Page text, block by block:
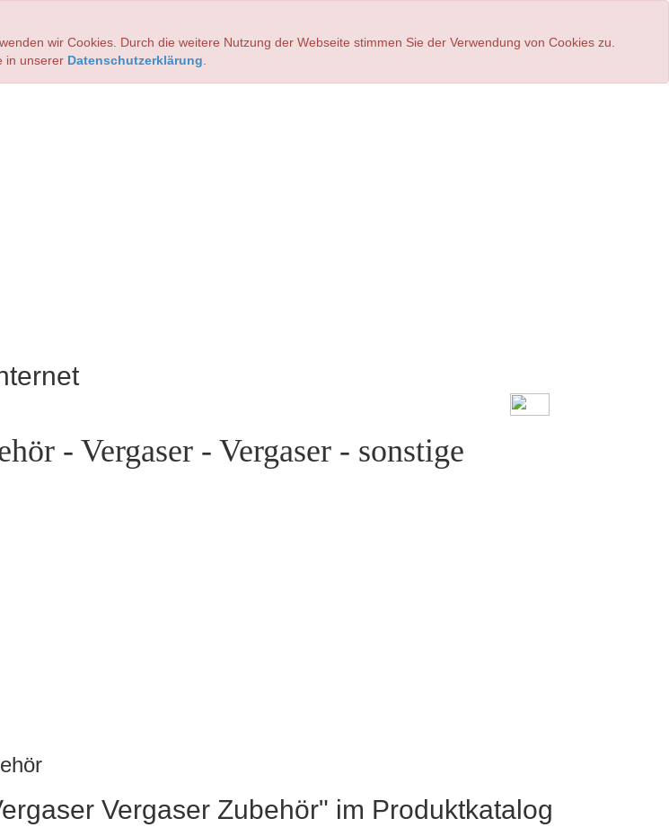
wir Cookies. Durch die weitere Nutzung der Webseite stimmen Sie der Verwendung von Cookies zu.
in unserer Datenschutzerklärung
- Vergaser - Vergaser - sonstige
Vergaser Zubehör" im Produktkatalog